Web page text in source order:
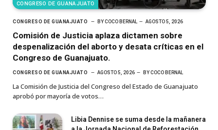
CONGRESO DE GUANAJUATO
CONGRESO DE GUANAJUATO BYCOCO BERNAL AGOSTO 5, 2026
Comisión de Justicia aplaza dictamen sobre
despenalización del aborto y desata críticas en el
Congreso de Guanajuato.
CONGRESO DE GUANAJUATO AGOSTO 5, 2026 BYCOCO BERNAL
La Comisión de Justicia del Congreso del Estado de Guanajuato
aprobó por mayoría de votos…
Libia Dennise se suma desde la mañanera